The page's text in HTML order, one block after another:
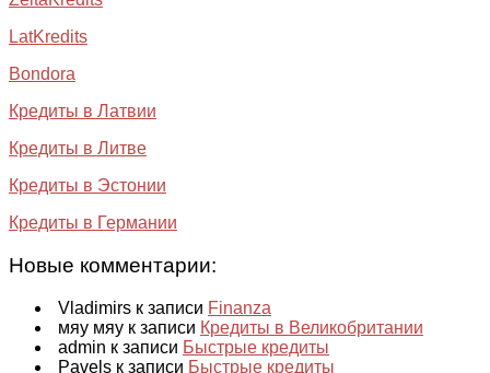
LatKredits
Bondora
Кредиты в Латвии
Кредиты в Литве
Кредиты в Эстонии
Кредиты в Германии
Новые комментарии:
Vladimirs к записи Finanza
мяу мяу к записи Кредиты в Великобритании
admin к записи Быстрые кредиты
Pavels к записи Быстрые кредиты